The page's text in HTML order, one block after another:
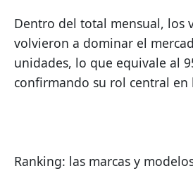
Dentro del total mensual, los
volvieron a dominar el
unidades, lo que equivale al
confirmando su rol central en
Ranking: las marcas y